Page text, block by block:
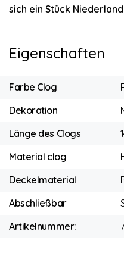
sich ein Stück
Eigenschaften
Farbe Clog
Dekoration
Länge des Clogs
Material clog
Deckelmaterial
Abschließbar
Artikelnummer: